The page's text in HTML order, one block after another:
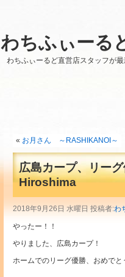
わちふぃーる
わちふぃーるど直営店スタッフが
« お月さん ～RASHIKANOI～
広島カープ、リー
Hiroshima
2018年9月26日 水曜日 投稿者:わ
やったー！！
やりました、広島カープ！
ホームでのリーグ優勝、おめでと